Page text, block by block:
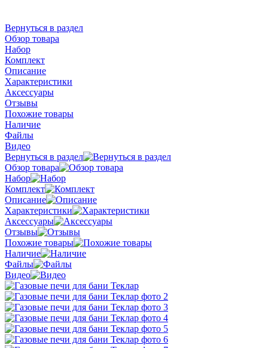
Вернуться в раздел
Обзор товара
Набор
Комплект
Описание
Характеристики
Аксессуары
Отзывы
Похожие товары
Наличие
Файлы
Видео
Вернуться в раздел
Обзор товара
Набор
Комплект
Описание
Характеристики
Аксессуары
Отзывы
Похожие товары
Наличие
Файлы
Видео